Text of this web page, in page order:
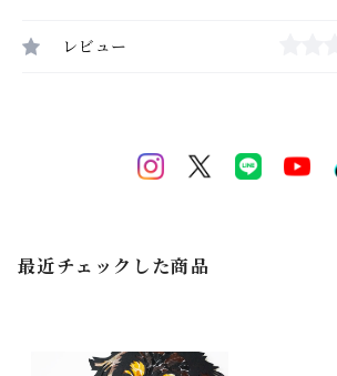
レビュー
最近チェックした商品